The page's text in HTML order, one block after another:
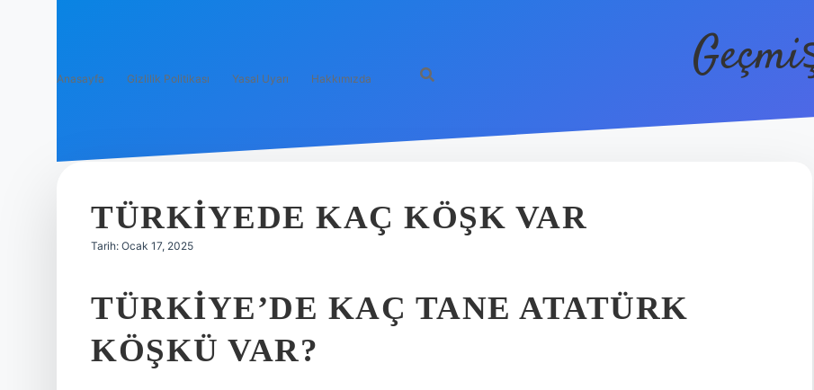
Anasayfa Gizlilik Politikası Yasal Uyarı Hakkımızda
TÜRKIYEDE KAÇ KÖŞK VAR
Tarih: Ocak 17, 2025
TÜRKIYE’DE KAÇ TANE ATATÜRK
KÖŞKÜ VAR?